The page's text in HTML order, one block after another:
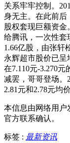
关系牢牢控制。
身无主。在此前后
股权套现巨额资金
给腾讯，一次性套
1.66亿股，由张轩
永辉超市股价已呈
在7.110元-3.270
减罢，哥哥登场。
2.81元和2.78元均
本信息由网络用户
官方联系确认。
标签 : 最新资讯